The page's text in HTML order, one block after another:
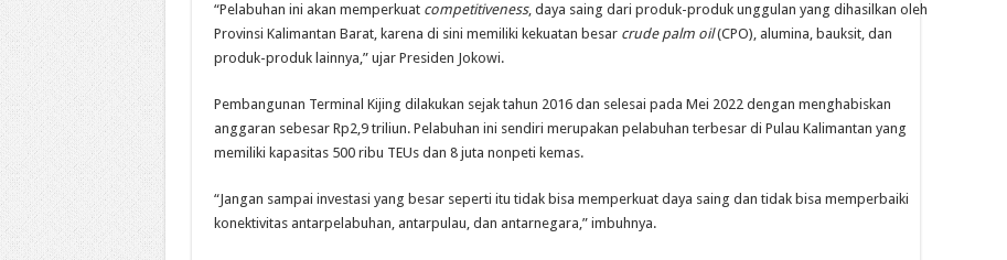
“Pelabuhan ini akan memperkuat competitiveness, daya saing dari produk-produk unggulan yang dihasilkan oleh
Provinsi Kalimantan Barat, karena di sini memiliki kekuatan besar crude palm oil(CPO), alumina, bauksit, dan
produk-produk lainnya,” ujar Presiden Jokowi.
Pembangunan Terminal Kijing dilakukan sejak tahun 2016 dan selesai pada Mei 2022 dengan menghabiskan
anggaran sebesar Rp2,9 triliun. Pelabuhan ini sendiri merupakan pelabuhan terbesar di Pulau Kalimantan yang
memiliki kapasitas 500 ribu TEUs dan 8 juta nonpeti kemas.
“Jangan sampai investasi yang besar seperti itu tidak bisa memperkuat daya saing dan tidak bisa memperbaiki
konektivitas antarpelabuhan, antarpulau, dan antarnegara,” imbuhnya.